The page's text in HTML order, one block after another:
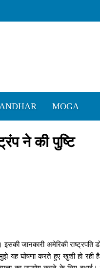
MOGA
ने की पुष्टि
जानकारी अमेरिकी राष्ट्रपति
यह घोषणा करते हुए खुशी हो रही